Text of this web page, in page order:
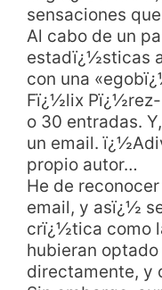
sensaciones
Al cabo de un
estadï¿½sticas
con una
Fï¿½lix Pï¿½rez-
o 30 entradas.
un email.
propio autor…
He de
email, y asï¿½
crï¿½tica como
hubieran
directamente, y